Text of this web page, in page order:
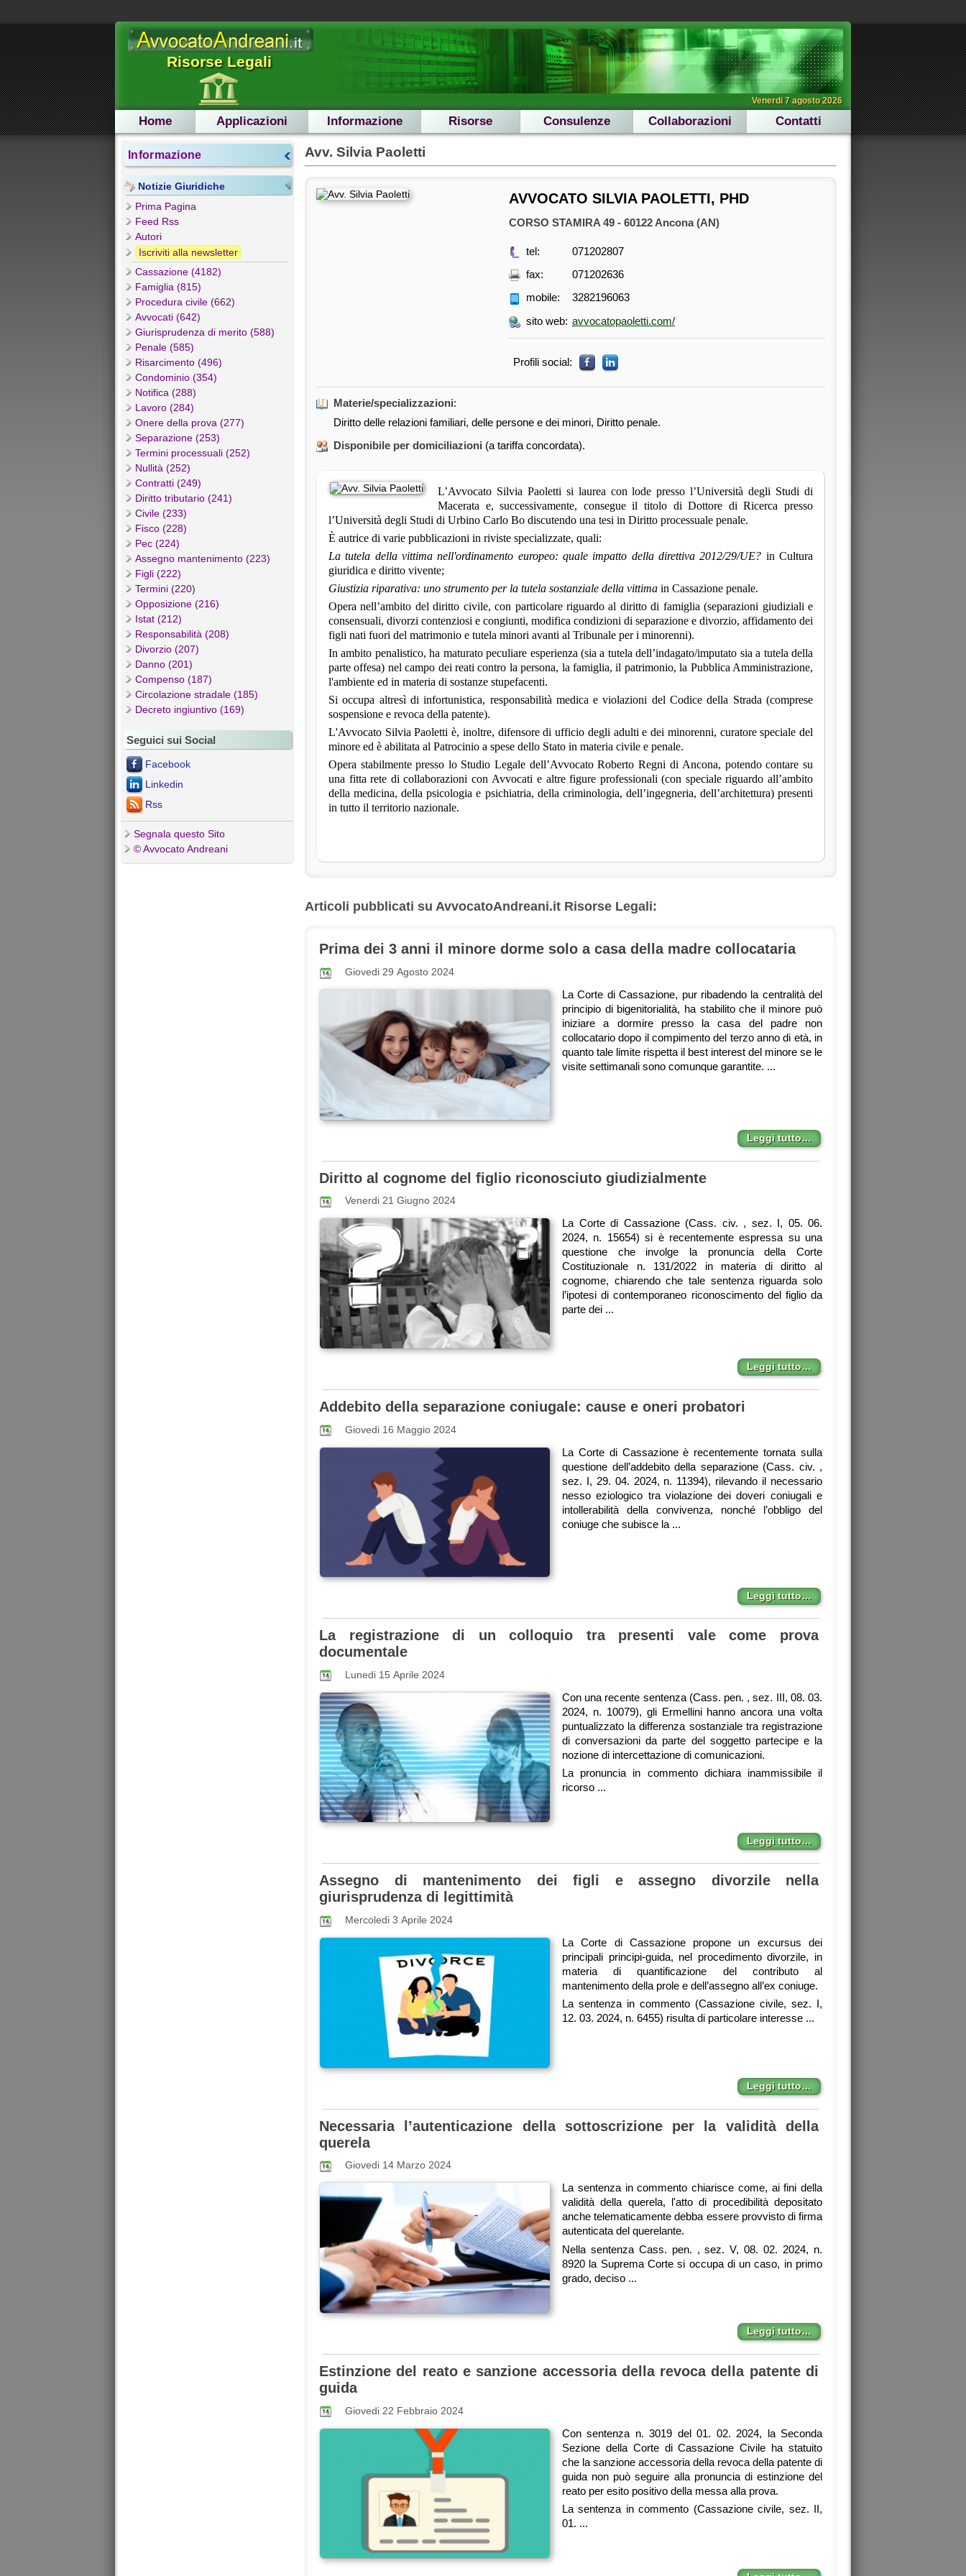
Risorse Legali
Venerdi 7 agosto 2026
Home Applicazioni Informazione Risorse Consulenze Collaborazioni Contatti
Informazione
Notizie Giuridiche
Prima Pagina
Feed Rss
Autori
Iscriviti alla newsletter
Cassazione (4182)
Famiglia (815)
Procedura civile (662)
Avvocati (642)
Giurisprudenza di merito (588)
Penale (585)
Risarcimento (496)
Condominio (354)
Notifica (288)
Lavoro (284)
Onere della prova (277)
Separazione (253)
Termini processuali (252)
Nullità (252)
Contratti (249)
Diritto tributario (241)
Civile (233)
Fisco (228)
Pec (224)
Assegno mantenimento (223)
Figli (222)
Termini (220)
Opposizione (216)
Istat (212)
Responsabilità (208)
Divorzio (207)
Danno (201)
Compenso (187)
Circolazione stradale (185)
Decreto ingiuntivo (169)
Seguici sui Social
Facebook
Linkedin
Rss
Segnala questo Sito
© Avvocato Andreani
Avv. Silvia Paoletti
AVVOCATO SILVIA PAOLETTI, PHD
CORSO STAMIRA 49 - 60122 Ancona (AN)
tel:
071202807
fax:
071202636
mobile:
3282196063
sito web: avvocatopaoletti.com/
Profili social:
Materie/specializzazioni:
Diritto delle relazioni familiari, delle persone e dei minori, Diritto penale.
Disponibile per domiciliazioni (a tariffa concordata).
L’Avvocato Silvia Paoletti si laurea con lode presso l’Università degli Studi di
Macerata e, successivamente, consegue il titolo di Dottore di Ricerca presso
l’Università degli Studi di Urbino Carlo Bo discutendo una tesi in Diritto processuale penale.
È autrice di varie pubblicazioni in riviste specializzate, quali:
La tutela della vittima nell'ordinamento europeo: quale impatto della direttiva 2012/29/UE? in Cultura
giuridica e diritto vivente;
Giustizia riparativa: uno strumento per la tutela sostanziale della vittima in Cassazione penale.
Opera nell’ambito del diritto civile, con particolare riguardo al diritto di famiglia (separazioni giudiziali e
consensuali, divorzi contenziosi e congiunti, modifica condizioni di separazione e divorzio, affidamento dei
figli nati fuori del matrimonio e tutela minori avanti al Tribunale per i minorenni).
In ambito penalistico, ha maturato peculiare esperienza (sia a tutela dell’indagato/imputato sia a tutela della
parte offesa) nel campo dei reati contro la persona, la famiglia, il patrimonio, la Pubblica Amministrazione,
l'ambiente ed in materia di sostanze stupefacenti.
Si occupa altresì di infortunistica, responsabilità medica e violazioni del Codice della Strada (comprese
sospensione e revoca della patente).
L'Avvocato Silvia Paoletti è, inoltre, difensore di ufficio degli adulti e dei minorenni, curatore speciale del
minore ed è abilitata al Patrocinio a spese dello Stato in materia civile e penale.
Opera stabilmente presso lo Studio Legale dell’Avvocato Roberto Regni di Ancona, potendo contare su
una fitta rete di collaborazioni con Avvocati e altre figure professionali (con speciale riguardo all’ambito
della medicina, della psicologia e psichiatria, della criminologia, dell’ingegneria, dell’architettura) presenti
in tutto il territorio nazionale.
Articoli pubblicati su AvvocatoAndreani.it Risorse Legali:
Prima dei 3 anni il minore dorme solo a casa della madre collocataria
Giovedi 29 Agosto 2024
La Corte di Cassazione, pur ribadendo la centralità del
principio di bigenitorialità, ha stabilito che il minore può
iniziare a dormire presso la casa del padre non
collocatario dopo il compimento del terzo anno di età, in
quanto tale limite rispetta il best interest del minore se le
visite settimanali sono comunque garantite. ...
Leggi tutto…
Diritto al cognome del figlio riconosciuto giudizialmente
Venerdi 21 Giugno 2024
La Corte di Cassazione (Cass. civ. , sez. I, 05. 06.
2024, n. 15654) si è recentemente espressa su una
questione che involge la pronuncia della Corte
Costituzionale n. 131/2022 in materia di diritto al
cognome, chiarendo che tale sentenza riguarda solo
l’ipotesi di contemporaneo riconoscimento del figlio da
parte dei ...
Leggi tutto…
Addebito della separazione coniugale: cause e oneri probatori
Giovedi 16 Maggio 2024
La Corte di Cassazione è recentemente tornata sulla
questione dell’addebito della separazione (Cass. civ. ,
sez. I, 29. 04. 2024, n. 11394), rilevando il necessario
nesso eziologico tra violazione dei doveri coniugali e
intollerabilità della convivenza, nonché l’obbligo del
coniuge che subisce la ...
Leggi tutto…
La registrazione di un colloquio tra presenti vale come prova
documentale
Lunedi 15 Aprile 2024
Con una recente sentenza (Cass. pen. , sez. III, 08. 03.
2024, n. 10079), gli Ermellini hanno ancora una volta
puntualizzato la differenza sostanziale tra registrazione
di conversazioni da parte del soggetto partecipe e la
nozione di intercettazione di comunicazioni.
La pronuncia in commento dichiara inammissibile il
ricorso ...
Leggi tutto…
Assegno di mantenimento dei figli e assegno divorzile nella
giurisprudenza di legittimità
Mercoledi 3 Aprile 2024
La Corte di Cassazione propone un excursus dei
principali principi-guida, nel procedimento divorzile, in
materia di quantificazione del contributo al
mantenimento della prole e dell’assegno all’ex coniuge.
La sentenza in commento (Cassazione civile, sez. I,
12. 03. 2024, n. 6455) risulta di particolare interesse ...
Leggi tutto…
Necessaria l’autenticazione della sottoscrizione per la validità della
querela
Giovedi 14 Marzo 2024
La sentenza in commento chiarisce come, ai fini della
validità della querela, l'atto di procedibilità depositato
anche telematicamente debba essere provvisto di firma
autenticata del querelante.
Nella sentenza Cass. pen. , sez. V, 08. 02. 2024, n.
8920 la Suprema Corte si occupa di un caso, in primo
grado, deciso ...
Leggi tutto…
Estinzione del reato e sanzione accessoria della revoca della patente di
guida
Giovedi 22 Febbraio 2024
Con sentenza n. 3019 del 01. 02. 2024, la Seconda
Sezione della Corte di Cassazione Civile ha statuito
che la sanzione accessoria della revoca della patente di
guida non può seguire alla pronuncia di estinzione del
reato per esito positivo della messa alla prova.
La sentenza in commento (Cassazione civile, sez. II,
01. ...